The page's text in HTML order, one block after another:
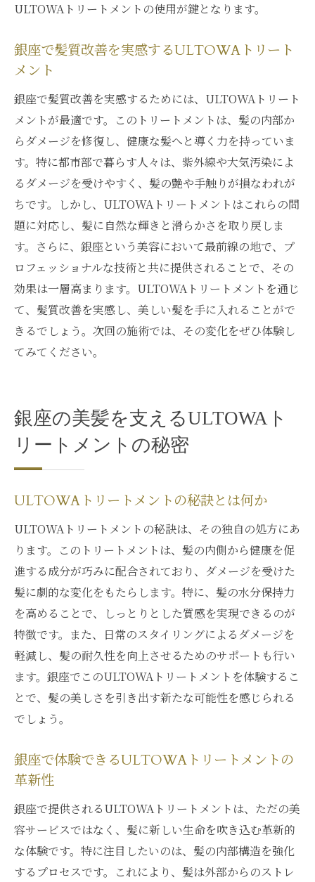
ULTOWAトリートメントの使用が鍵となります。
銀座で髪質改善を実感するULTOWAトリート
メント
銀座で髪質改善を実感するためには、ULTOWAトリート
メントが最適です。このトリートメントは、髪の内部か
らダメージを修復し、健康な髪へと導く力を持っていま
す。特に都市部で暮らす人々は、紫外線や大気汚染によ
るダメージを受けやすく、髪の艶や手触りが損なわれが
ちです。しかし、ULTOWAトリートメントはこれらの問
題に対応し、髪に自然な輝きと滑らかさを取り戻しま
す。さらに、銀座という美容において最前線の地で、プ
ロフェッショナルな技術と共に提供されることで、その
効果は一層高まります。ULTOWAトリートメントを通じ
て、髪質改善を実感し、美しい髪を手に入れることがで
きるでしょう。次回の施術では、その変化をぜひ体験し
てみてください。
銀座の美髪を支えるULTOWAト
リートメントの秘密
ULTOWAトリートメントの秘訣とは何か
ULTOWAトリートメントの秘訣は、その独自の処方にあ
ります。このトリートメントは、髪の内側から健康を促
進する成分が巧みに配合されており、ダメージを受けた
髪に劇的な変化をもたらします。特に、髪の水分保持力
を高めることで、しっとりとした質感を実現できるのが
特徴です。また、日常のスタイリングによるダメージを
軽減し、髪の耐久性を向上させるためのサポートも行い
ます。銀座でこのULTOWAトリートメントを体験するこ
とで、髪の美しさを引き出す新たな可能性を感じられる
でしょう。
銀座で体験できるULTOWAトリートメントの
革新性
銀座で提供されるULTOWAトリートメントは、ただの美
容サービスではなく、髪に新しい生命を吹き込む革新的
な体験です。特に注目したいのは、髪の内部構造を強化
するプロセスです。これにより、髪は外部からのストレ